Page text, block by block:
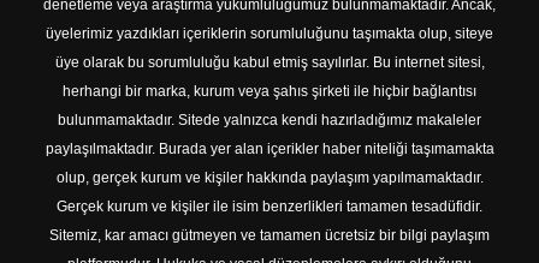
denetleme veya araştırma yükümlülüğümüz bulunmamaktadır. Ancak,
üyelerimiz yazdıkları içeriklerin sorumluluğunu taşımakta olup, siteye
üye olarak bu sorumluluğu kabul etmiş sayılırlar. Bu internet sitesi,
herhangi bir marka, kurum veya şahıs şirketi ile hiçbir bağlantısı
bulunmamaktadır. Sitede yalnızca kendi hazırladığımız makaleler
paylaşılmaktadır. Burada yer alan içerikler haber niteliği taşımamakta
olup, gerçek kurum ve kişiler hakkında paylaşım yapılmamaktadır.
Gerçek kurum ve kişiler ile isim benzerlikleri tamamen tesadüfidir.
Sitemiz, kar amacı gütmeyen ve tamamen ücretsiz bir bilgi paylaşım